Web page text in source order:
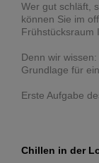
Wer gut schläft,
können Sie im
Frühstücksraum
Denn wir
Grundlage für
Erste Aufgabe
Chillen in der